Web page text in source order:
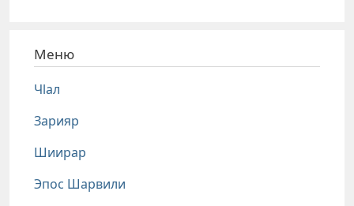
Меню
Чlал
Зарияр
Шиирар
Эпос Шарвили